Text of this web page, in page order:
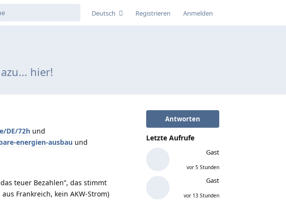
Deutsch Registrieren Anmelden
hier!
Antworten
Letzte Aufrufe
Gast
vor 5 Stunden
Gast
vor 13 Stunden
DE/72h und
energien-ausbau und
teuer Bezahlen”, das stimmt
Frankreich, kein AKW-Strom)